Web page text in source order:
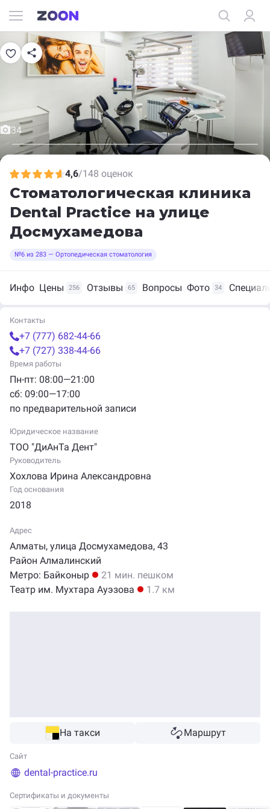
34
4,6/148 оценок
Стоматологическая клиника
Dental Practice на улице
Досмухамедова
№6 из 283 — Ортопедическая стоматология
Инфо Цены 256 Отзывы 65 Вопросы Фото 34
Контакты
+7 (777) 682-44-66
+7 (727) 338-44-66
Время работы
Пн-пт: 08:00—21:00
сб: 09:00—17:00
по предварительной записи
Юридическое название
ТОО "ДиАнТа Дент"
Руководитель
Хохлова Ирина Александровна
Год основания
2018
Адрес
Алматы, улица Досмухамедова, 43
Район Алмалинский
Метро: Байконыр
21 мин. пешком
Театр им. Мухтара Ауэзова
1.7 км
На такси Маршрут
Сайт
dental-practice.ru
Сертификаты и документы